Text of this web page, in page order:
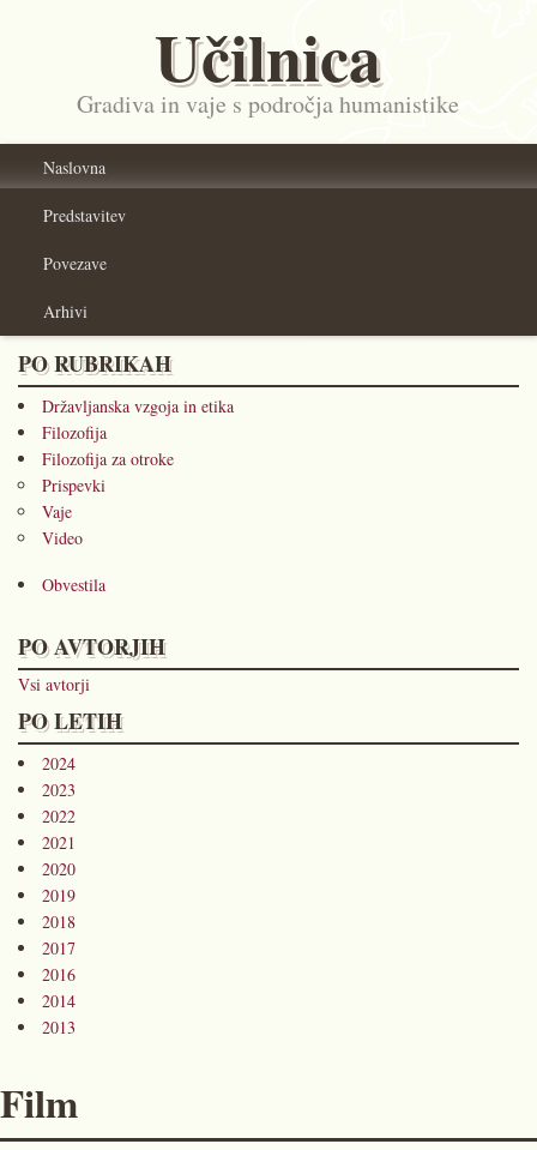
Učilnica
Gradiva in vaje s področja humanistike
Naslovna
Predstavitev
Povezave
Arhivi
PO RUBRIKAH
Državljanska vzgoja in etika
Filozofija
Filozofija za otroke
Prispevki
Vaje
Video
Obvestila
PO AVTORJIH
Vsi avtorji
PO LETIH
2024
2023
2022
2021
2020
2019
2018
2017
2016
2014
2013
Film